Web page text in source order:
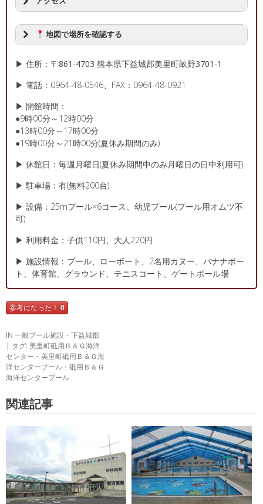
地図で場所を確認する
▶ 住所：〒861-4703 熊本県下益城郡美里町畝野3701-1
▶ 電話：0964-48-0546、FAX：0964-48-0921
▶ 開館時間：
●9時00分～12時00分
●13時00分～17時00分
●19時00分～21時00分(夏休み期間のみ)
▶ 休館日：毎週月曜日(夏休み期間中のみ月曜日の日中利用可)
▶ 駐車場：有(無料200台)
▶ 設備：25mプール×6コース、幼児プール(プール用オムツ不
可)
▶ 利用料金：子供110円、大人220円
▶ 施設情報：プール、ローボート、2名用カヌー、バナナボー
ト、体育館、グラウンド、テニスコート、ゲートボール場
参考になった！ 0
IN 一般プール施設 ・ 下益城郡
タグ: 美里町砥用Ｂ＆Ｇ海洋
センター ・ 美里町砥用Ｂ＆Ｇ海
洋センタープール ・ 砥用Ｂ＆Ｇ
海洋センタープール
関連記事